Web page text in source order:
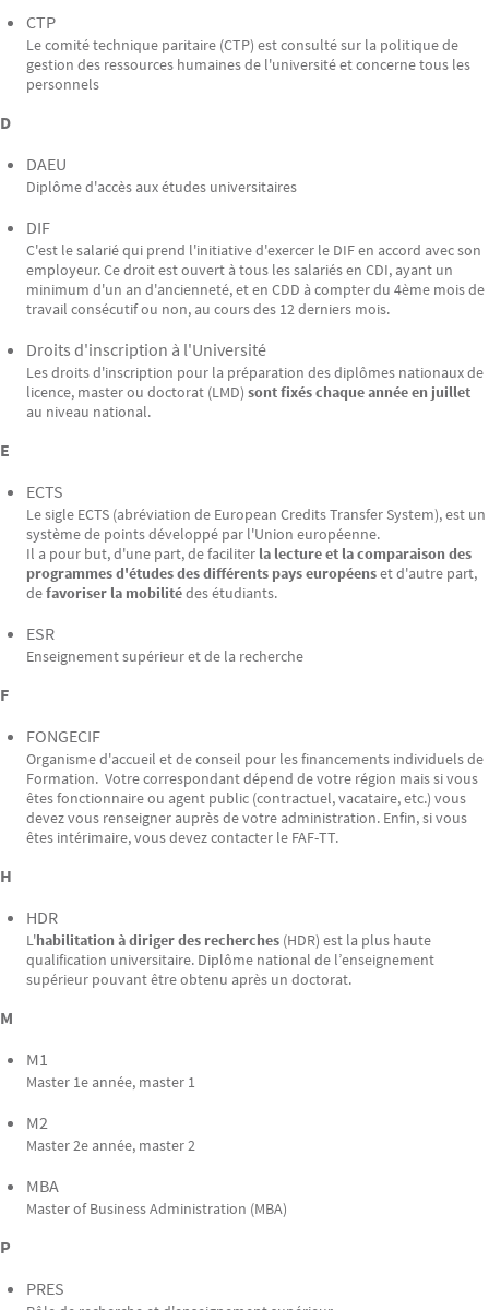
CTP
Le comité technique paritaire (CTP) est consulté sur la politique de
gestion des ressources humaines de l'université et concerne tous les
personnels
D
DAEU
Diplôme d'accès aux études universitaires
DIF
C'est le salarié qui prend l'initiative d'exercer le DIF en accord avec son
employeur. Ce droit est ouvert à tous les salariés en CDI, ayant un
minimum d'un an d'ancienneté, et en CDD à compter du 4ème mois de
travail consécutif ou non, au cours des 12 derniers mois.
Droits d'inscription à l'Université
Les droits d'inscription pour la préparation des diplômes nationaux de
licence, master ou doctorat (LMD) sont fixés chaque année en juillet
au niveau national.
E
ECTS
Le sigle ECTS (abréviation de European Credits Transfer System), est un
système de points développé par l'Union européenne.
Il a pour but, d'une part, de faciliter la lecture et la comparaison des
programmes d'études des différents pays européenset d'autre part,
defavoriser la mobilitédes étudiants.
ESR
Enseignement supérieur et de la recherche
F
FONGECIF
Organisme d'accueil et de conseil pour les financements individuels de
Formation. Votre correspondant dépend de votre région mais si vous
êtes fonctionnaire ou agent public (contractuel, vacataire, etc.) vous
devez vous renseigner auprès de votre administration. Enfin, si vous
êtes intérimaire, vous devez contacter le FAF-TT.
H
HDR
L'habilitation à diriger des recherches (HDR) est la plus haute
qualification universitaire. Diplôme national de l’enseignement
supérieur pouvant être obtenu après un doctorat.
M
M1
Master 1e année, master 1
M2
Master 2e année, master 2
MBA
Master of Business Administration (MBA)
P
PRES